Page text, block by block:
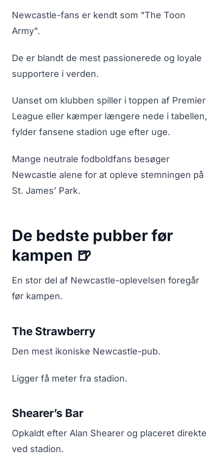
Newcastle-fans er kendt som "The Toon
Army".
De er blandt de mest passionerede og loyale
supportere i verden.
Uanset om klubben spiller i toppen af Premier
League eller kæmper længere nede i tabellen,
fylder fansene stadion uge efter uge.
Mange neutrale fodboldfans besøger
Newcastle alene for at opleve stemningen på
St. James’ Park.
De bedste pubber før
kampen 🍺
En stor del af Newcastle-oplevelsen foregår
før kampen.
The Strawberry
Den mest ikoniske Newcastle-pub.
Ligger få meter fra stadion.
Shearer’s Bar
Opkaldt efter Alan Shearer og placeret direkte
ved stadion.